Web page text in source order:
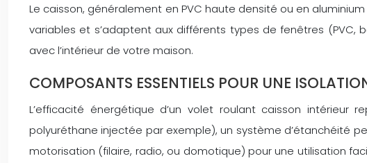
Le caisson, généralement en PVC haute densité ou en
variables et s’adaptent aux différents types de fenêtres (PVC,
avec l’intérieur de votre maison.
COMPOSANTS ESSENTIELS POUR UNE
L’efficacité énergétique d’un volet roulant caisson
polyuréthane injectée par exemple), un système d’étanchéité
motorisation (filaire, radio, ou domotique) pour une utilisation